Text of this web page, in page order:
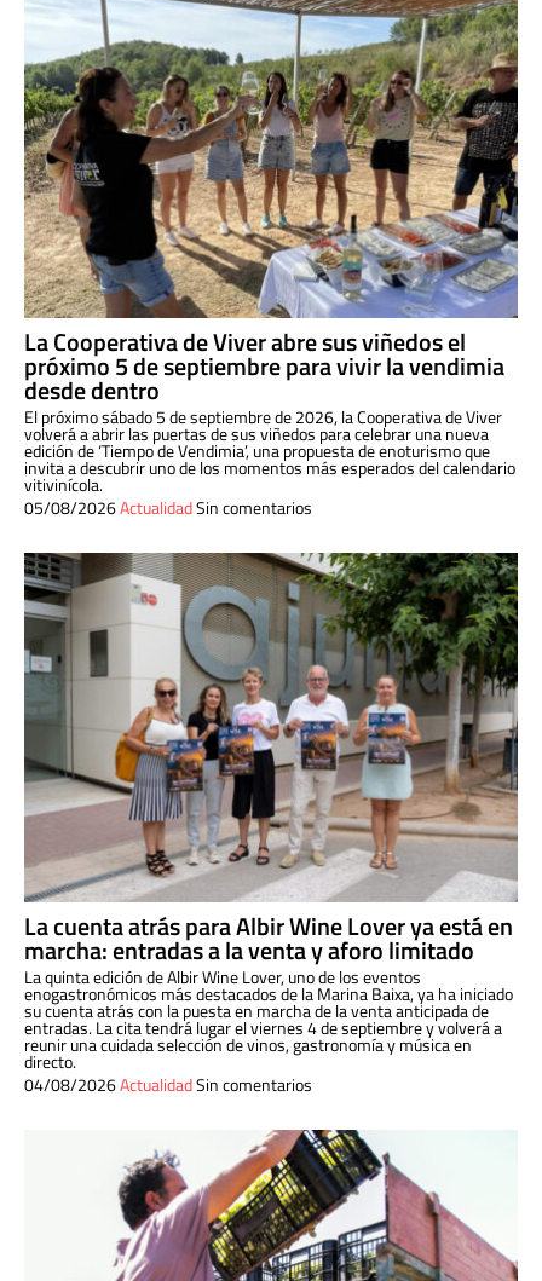
La Cooperativa de Viver abre sus viñedos el
próximo 5 de septiembre para vivir la vendimia
desde dentro
El próximo sábado 5 de septiembre de 2026, la Cooperativa de Viver
volverá a abrir las puertas de sus viñedos para celebrar una nueva
edición de ‘Tiempo de Vendimia’, una propuesta de enoturismo que
invita a descubrir uno de los momentos más esperados del calendario
vitivinícola.
05/08/2026ActualidadSin comentarios
La cuenta atrás para Albir Wine Lover ya está en
marcha: entradas a la venta y aforo limitado
La quinta edición de Albir Wine Lover, uno de los eventos
enogastronómicos más destacados de la Marina Baixa, ya ha iniciado
su cuenta atrás con la puesta en marcha de la venta anticipada de
entradas. La cita tendrá lugar el viernes 4 de septiembre y volverá a
reunir una cuidada selección de vinos, gastronomía y música en
directo.
04/08/2026ActualidadSin comentarios